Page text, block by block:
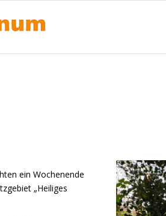
ein Wochenende
„Heiliges